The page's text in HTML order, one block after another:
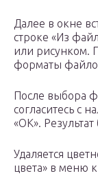
Далее в окне
строке «Из
или рисунком.
форматы
После выбора
согласитесь с
«ОК».
Удаляется
цвета» в меню